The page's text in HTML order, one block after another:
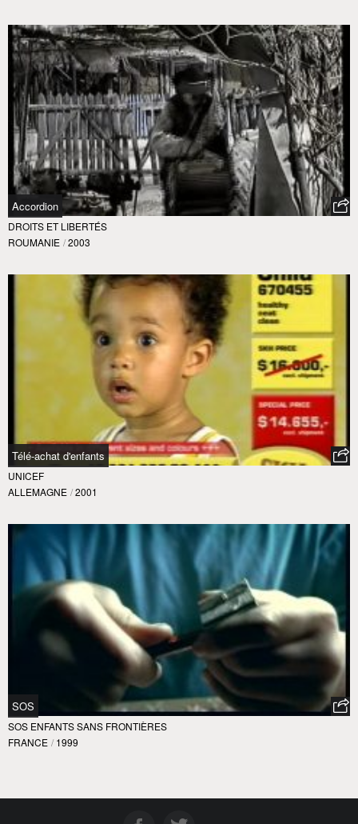
Accordion
DROITS ET LIBERTÉS
ROUMANIE / 2003
Télé-achat d'enfants
UNICEF
ALLEMAGNE / 2001
SOS
SOS ENFANTS SANS FRONTIÈRES
FRANCE / 1999